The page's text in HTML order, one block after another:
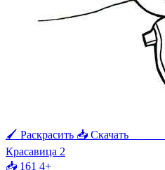
🖌 Раскрасить 📥 Скачать
Красавица 2
📥 161 4+